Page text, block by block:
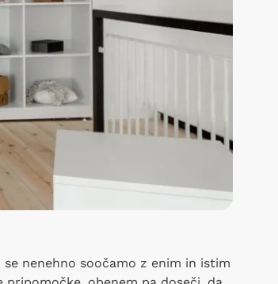
nenehno soočamo z enim in istim